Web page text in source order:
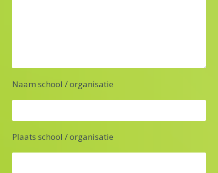
Naam school / organisatie
Plaats school / organisatie